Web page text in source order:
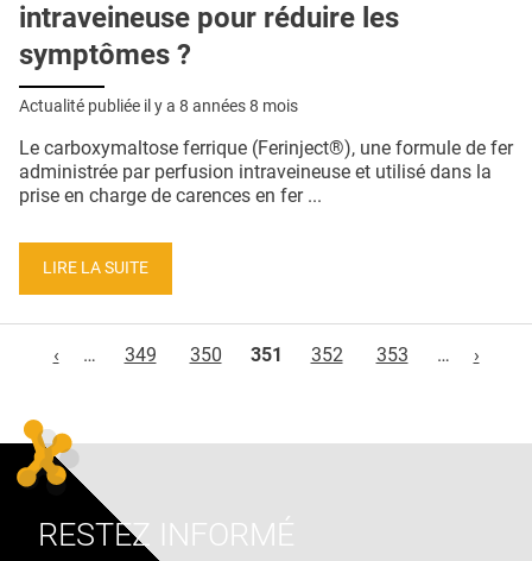
intraveineuse pour réduire les
symptômes ?
Actualité publiée il y a 8 années 8 mois
Le carboxymaltose ferrique (Ferinject®), une formule de fer
administrée par perfusion intraveineuse et utilisé dans la
prise en charge de carences en fer ...
LIRE LA SUITE
‹
… 349 350 351 352 353 … ›
RESTEZ INFORMÉ